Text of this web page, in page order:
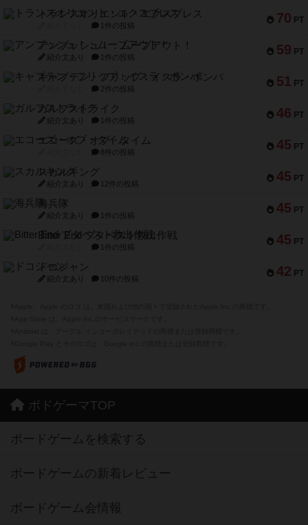
70 PT
トランスオリエント・エクスプレス
1件の投稿
59 PT
アンブッシュ！：ムーブアウト！
紹介文あり 1件の投稿
51 PT
キャプテン・フリップ：イスラ・ボンバ
2件の投稿
46 PT
ガルフストライク
紹介文あり 1件の投稿
45 PT
エコーズ・オブ・タイム
8件の投稿
45 PT
スカルキング
紹介文あり 12件の投稿
45 PT
海兵隊
紹介文あり 1件の投稿
45 PT
Bitter End ブタペスト救出作戦
1件の投稿
42 PT
ドコジャン
紹介文あり 10件の投稿
ボドゲーマTOP
ボードゲームを検索する
ボードゲームの新着レビュー
ボードゲーム会情報